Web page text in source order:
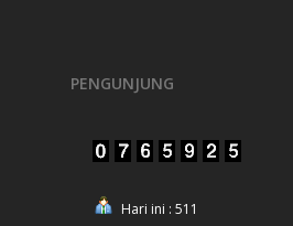
PENGUNJUNG
Hari ini : 511